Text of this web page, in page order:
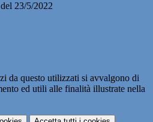
23/5/2022
da questo utilizzati si avvalgono di
ed utili alle finalità illustrate nella